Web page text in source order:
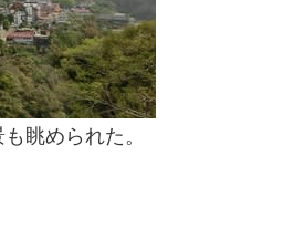
眺められた。